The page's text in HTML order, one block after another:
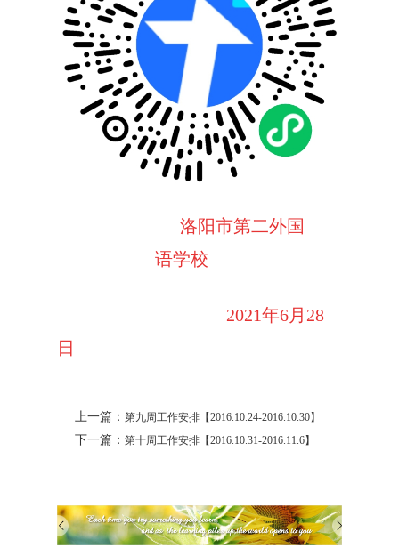
洛阳市第二外国
语学校
2021年6月28
日
上一篇： 第九周工作安排【2016.10.24-2016.10.30】
下一篇： 第十周工作安排【2016.10.31-2016.11.6】